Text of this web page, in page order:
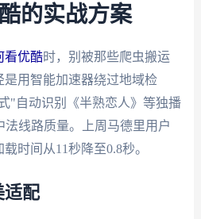
的实战方案
看优酷时，别被那些爬虫搬运
用智能加速器绕过地域检
"自动识别《半熟恋人》等独播
线路质量。上周马德里用户
时间从11秒降至0.8秒。
适配